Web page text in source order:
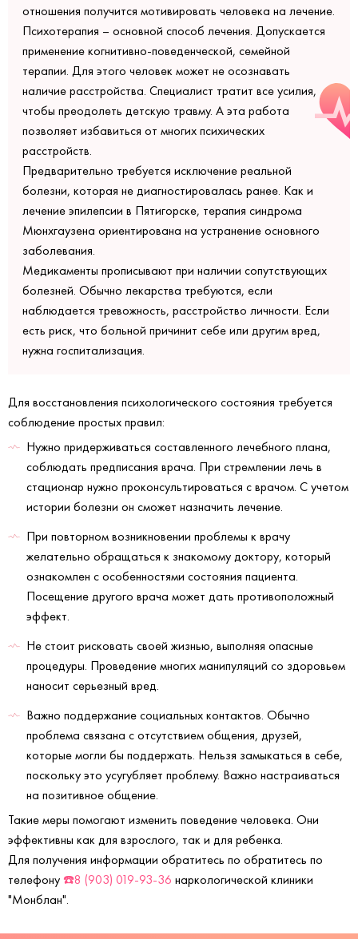
отношения получится мотивировать человека на лечение.
Психотерапия – основной способ лечения. Допускается
применение когнитивно-поведенческой, семейной
терапии. Для этого человек может не осознавать
наличие расстройства. Специалист тратит все усилия,
чтобы преодолеть детскую травму. А эта работа
позволяет избавиться от многих психических
расстройств.
Предварительно требуется исключение реальной
болезни, которая не диагностировалась ранее. Как и
лечение эпилепсии в Пятигорске, терапия синдрома
Мюнхгаузена ориентирована на устранение основного
заболевания.
Медикаменты прописывают при наличии сопутствующих
болезней. Обычно лекарства требуются, если
наблюдается тревожность, расстройство личности. Если
есть риск, что больной причинит себе или другим вред,
нужна госпитализация.
Для восстановления психологического состояния требуется
соблюдение простых правил:
Нужно придерживаться составленного лечебного плана,
соблюдать предписания врача. При стремлении лечь в
стационар нужно проконсультироваться с врачом. С учетом
истории болезни он сможет назначить лечение.
При повторном возникновении проблемы к врачу
желательно обращаться к знакомому доктору, который
ознакомлен с особенностями состояния пациента.
Посещение другого врача может дать противоположный
эффект.
Не стоит рисковать своей жизнью, выполняя опасные
процедуры. Проведение многих манипуляций со здоровьем
наносит серьезный вред.
Важно поддержание социальных контактов. Обычно
проблема связана с отсутствием общения, друзей,
которые могли бы поддержать. Нельзя замыкаться в себе,
поскольку это усугубляет проблему. Важно настраиваться
на позитивное общение.
Такие меры помогают изменить поведение человека. Они
эффективны как для взрослого, так и для ребенка.
Для получения информации обратитесь по обратитесь по
телефону ☎️8 (903) 019-93-36 наркологической клиники
"Монблан".